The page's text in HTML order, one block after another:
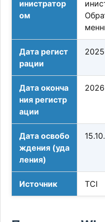
инистратор
ом
Дата регист
рации
Дата оконча
ния регистр
ации
Дата освобо
ждения (уда
ления)
Источник TCI